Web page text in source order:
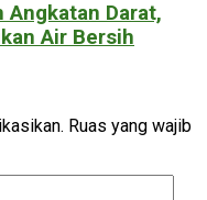
Angkatan Darat,
Air Bersih
Ruas yang wajib